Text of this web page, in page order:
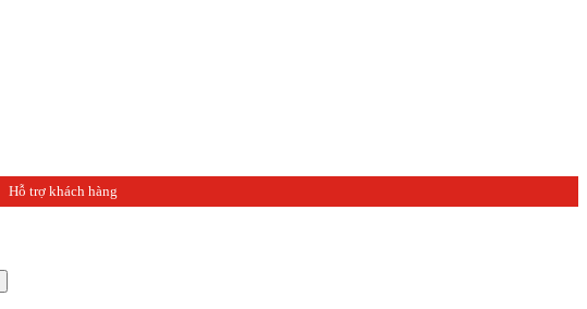
Hỗ trợ khách hàng